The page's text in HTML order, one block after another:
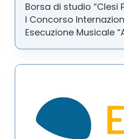
Borsa di studio “Clesi
I Concorso
Esecuzione Musicale